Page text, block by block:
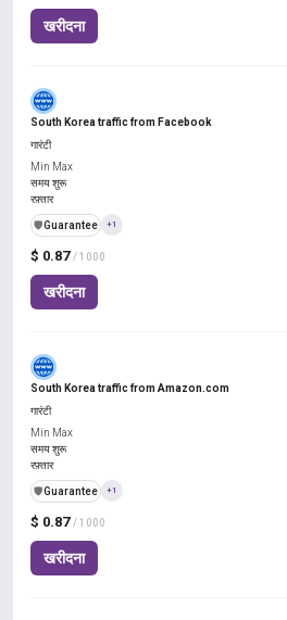
खरीदना
South Korea traffic from Facebook
$ 0.87 / 1000
खरीदना
गारंटी
Min Max
समय शुरू
रफ़्तार
️🛡️Guarantee +1
South Korea traffic from Amazon.com
$ 0.87 / 1000
खरीदना
गारंटी
Min Max
समय शुरू
रफ़्तार
️🛡️Guarantee +1